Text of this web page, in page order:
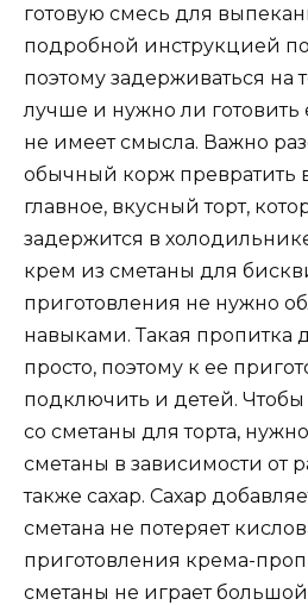
готовую смесь для
подробной инструкцией
поэтому задерживаться на
лучше и нужно ли готовить
не имеет смысла. Важно
обычный корж превратить
главное, вкусный торт,
задержится в
крем из сметаны для
приготовления не нужно
навыками. Такая пропитка
просто, поэтому к ее
подключить и детей.
со сметаны для торта,
сметаны в зависимости от
также сахар. Сахар
сметана не потеряет
приготовления крема-
сметаны не играет